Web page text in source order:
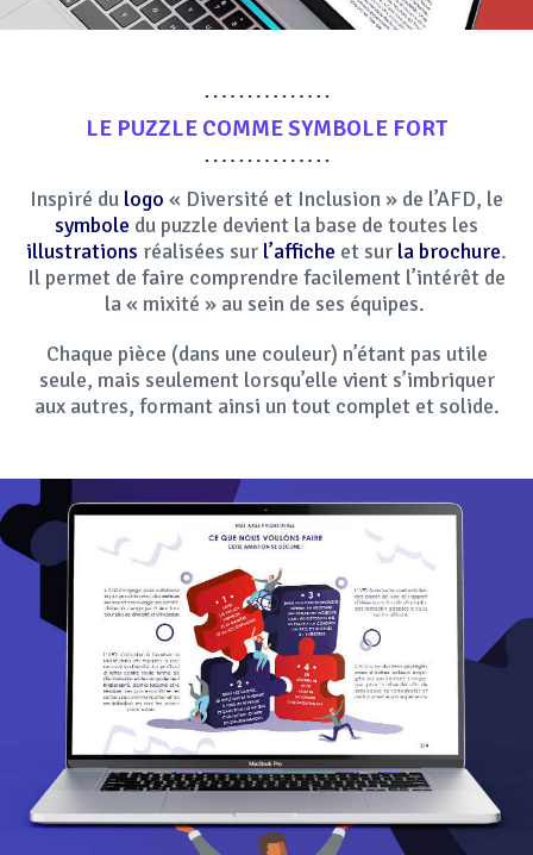
LE PUZZLE COMMESYMBOLE FORT
Inspiré du logo « Diversité et Inclusion » de l’AFD, le
symbole du puzzle devient la base de toutes les
illustrations réalisées sur l’affiche et sur la brochure.
Il permet de faire comprendre facilement l’intérêt de
la « mixité » au sein de ses équipes.
Chaque pièce (dans une couleur) n’étant pas utile
seule, mais seulement lorsqu’elle vient s’imbriquer
aux autres, formant ainsi un tout complet et solide.